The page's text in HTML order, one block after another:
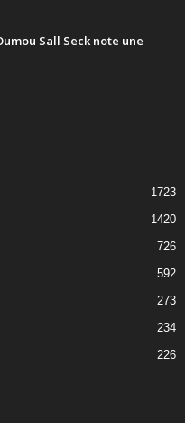
Sall Seck note une
1723
1420
726
592
273
234
226